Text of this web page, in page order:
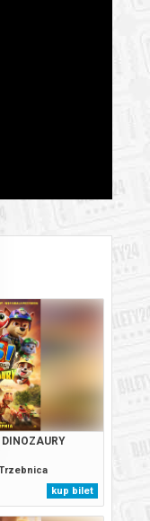
kup bilet